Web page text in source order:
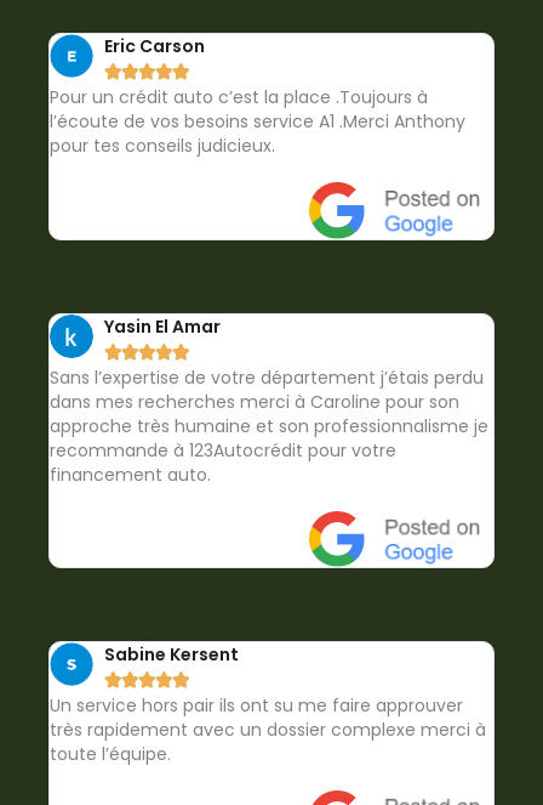
Eric Carson

Pour un crédit auto c’est la place .Toujours à
l’écoute de vos besoins service A1 .Merci Anthony
pour tes conseils judicieux.
Yasin El Amar

Sans l’expertise de votre département j’étais perdu
dans mes recherches merci à Caroline pour son
approche très humaine et son professionnalisme je
recommande à 123Autocrédit pour votre
financement auto.
Sabine Kersent

Un service hors pair ils ont su me faire approuver
très rapidement avec un dossier complexe merci à
toute l’équipe.